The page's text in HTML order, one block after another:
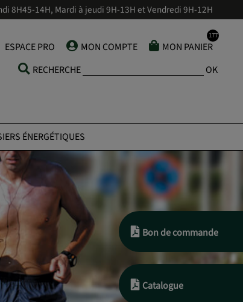
8H45-14H, Mardi à jeudi 9H-13H et Vendredi 9H-12H
ESPACE PRO MON COMPTE
MON PANIER
RECHERCHE
OK
ÉNERGÉTIQUES
Bon de commande
Catalogue